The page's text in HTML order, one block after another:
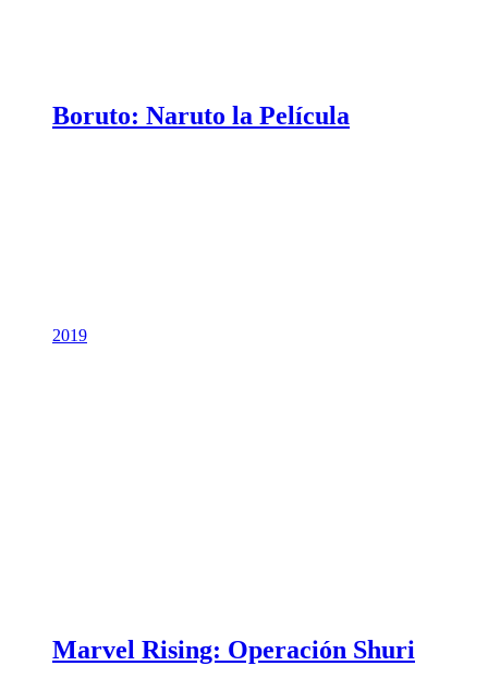
Boruto: Naruto la Película
2019
Marvel Rising: Operación Shuri